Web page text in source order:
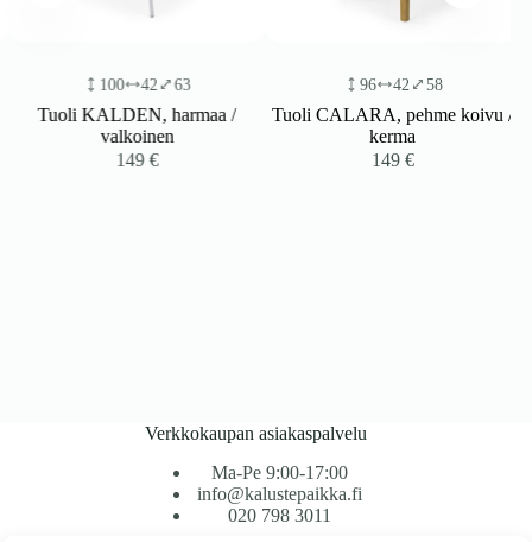
100 42 63
Tuoli KALDEN, harmaa /
valkoinen
149€
96 42 58
Tuoli CALARA, pehme koivu /
kerma
149€
Verkkokaupan asiakaspalvelu
Ma-Pe 9:00-17:00
info@kalustepaikka.fi
020 798 3011